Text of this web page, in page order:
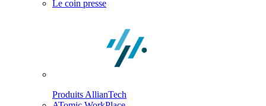
Le coin presse
Produits AllianTech